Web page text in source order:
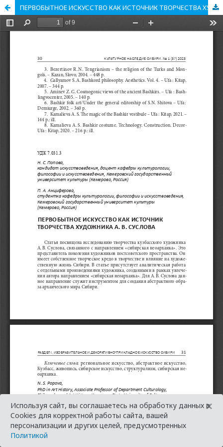
ПЕРВОБЫТНОЕ ИСКУССТВО КАК ИСТОЧНИК ТВОРЧЕСТВА ХУДОЖНИКА А. В. СУСЛОВА
Используя сайт, вы соглашаетесь на обработку данных в
Cookies для корректной работы сайта, вашей
персонализации и других целей, предусмотренных
Политикой
×